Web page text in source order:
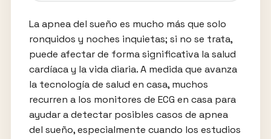
La apnea del sueño es mucho más que solo
ronquidos y noches inquietas; si no se trata,
puede afectar de forma significativa la salud
cardíaca y la vida diaria. A medida que avanza
la tecnología de salud en casa, muchos
recurren a los monitores de ECG en casa para
ayudar a detectar posibles casos de apnea
del sueño, especialmente cuando los estudios